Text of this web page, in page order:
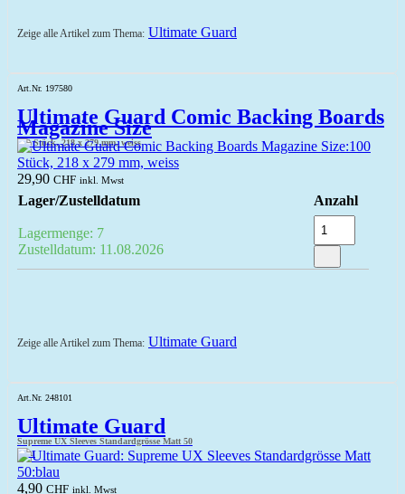
Zeige alle Artikel zum Thema: Ultimate Guard
Art.Nr. 197580
Ultimate Guard Comic Backing Boards
Magazine Size
100 Stück, 218 x 279 mm, weiss
29,90 CHF inkl. Mwst
Lager/Zustelldatum Anzahl
Lagermenge: 7
Zustelldatum: 11.08.2026
Zeige alle Artikel zum Thema: Ultimate Guard
Art.Nr. 248101
Ultimate Guard
Supreme UX Sleeves Standardgrösse Matt 50
blau
4,90 CHF inkl. Mwst